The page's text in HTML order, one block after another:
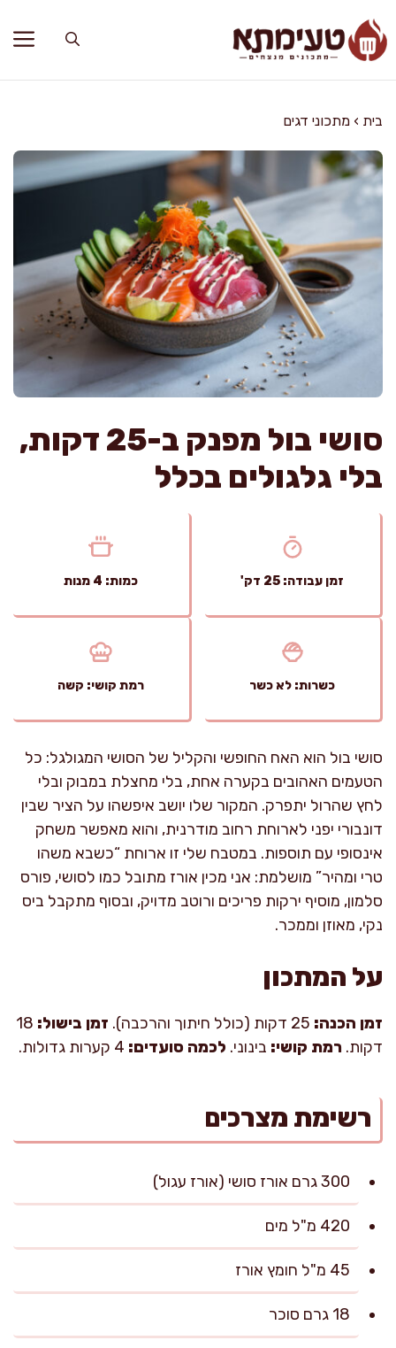
לתוכן
בית › מתכוני דגים
סושי בול מפנק ב-25 דקות,
בלי גלגולים בכלל
זמן עבודה: 25 דק' כמות: 4 מנות
כשרות: לא כשר רמת קושי: קשה
סושי בול הוא האח החופשי והקליל של הסושי המגולגל: כל
הטעמים האהובים בקערה אחת, בלי מחצלת במבוק ובלי
לחץ שהרול יתפרק. המקור שלו יושב איפשהו על הציר שבין
דונבורי יפני לארוחת רחוב מודרנית, והוא מאפשר משחק
אינסופי עם תוספות. במטבח שלי זו ארוחת “כשבא משהו
טרי ומהיר” מושלמת: אני מכין אורז מתובל כמו לסושי, פורס
סלמון, מוסיף ירקות פריכים ורוטב מדויק, ובסוף מתקבל ביס
נקי, מאוזן וממכר.
על המתכון
זמן הכנה: זמן בישול: 18
דקות. רמת קושי: בינוני. לכמה סועדים:
רשימת מצרכים
300 גרם אורז סושי (אורז עגול)
420 מ"ל מים
45 מ"ל חומץ אורז
18 גרם סוכר